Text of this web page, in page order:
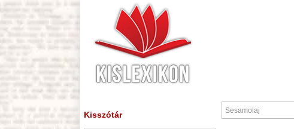
Kisszótár